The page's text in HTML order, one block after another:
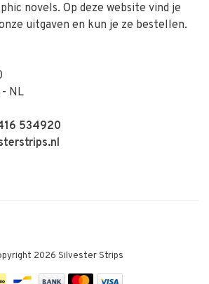
novels. Op deze website vind je
uitgaven en kun je ze bestellen.
- NL
534920
2026 Silvester Strips